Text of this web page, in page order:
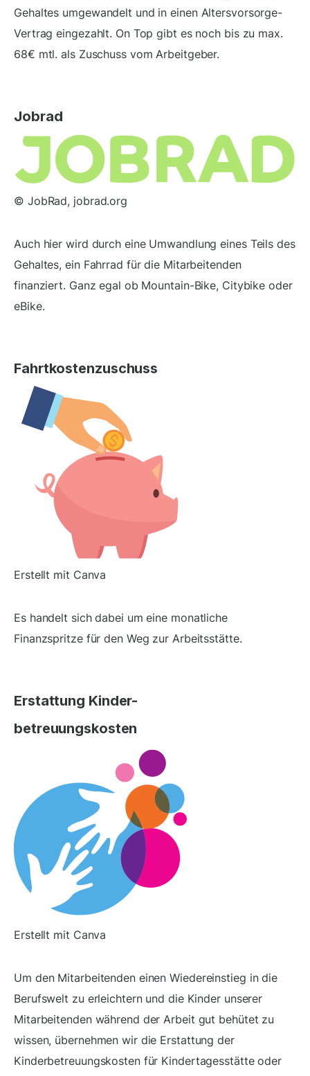
Gehaltes umgewandelt und in einen Altersvorsorge-
Vertrag eingezahlt. On Top gibt es noch bis zu max.
68€ mtl. als Zuschuss vom Arbeitgeber.
Jobrad
© JobRad, jobrad.org
Auch hier wird durch eine Umwandlung eines Teils des
Gehaltes, ein Fahrrad für die Mitarbeitenden
finanziert. Ganz egal ob Mountain-Bike, Citybike oder
eBike.
Fahrtkostenzuschuss
Erstellt mit Canva
Es handelt sich dabei um eine monatliche
Finanzspritze für den Weg zur Arbeitsstätte.
Erstattung Kinder-
betreuungskosten
Erstellt mit Canva
Um den Mitarbeitenden einen Wiedereinstieg in die
Berufswelt zu erleichtern und die Kinder unserer
Mitarbeitenden während der Arbeit gut behütet zu
wissen, übernehmen wir die Erstattung der
Kinderbetreuungskosten für Kindertagesstätte oder